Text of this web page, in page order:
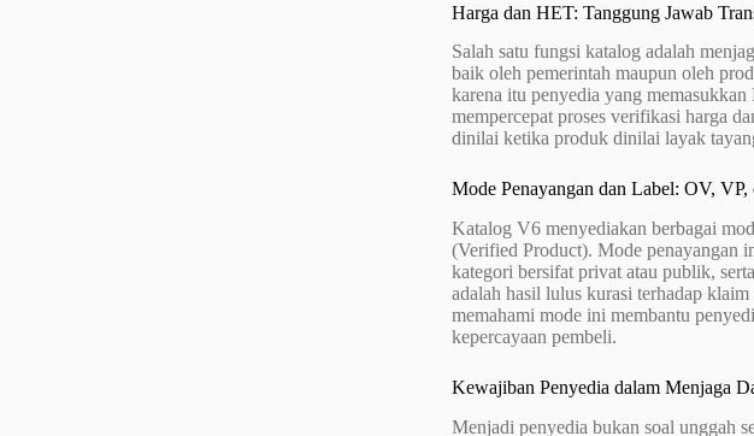
Harga dan HET: Tanggung Jawab
Salah satu fungsi katalog adalah
baik oleh pemerintah maupun oleh
karena itu penyedia yang
mempercepat proses verifikasi harga
dinilai ketika produk dinilai layak
Mode Penayangan dan Label: OV,
Katalog V6 menyediakan berbagai
(Verified Product). Mode penayangan
kategori bersifat privat atau publik,
adalah hasil lulus kurasi terhadap
memahami mode ini membantu
kepercayaan pembeli.
Kewajiban Penyedia dalam Menjaga
Menjadi penyedia bukan soal unggah